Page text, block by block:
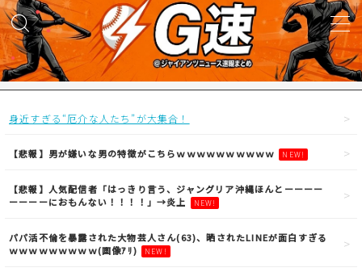
MENU
得点映像
試合結果
議論・雑談
身近すぎる“厄介な人たち”が大集合！
【悲報】男が嫌いな男の特徴がこちらｗｗｗｗｗｗｗｗｗｗ NEW!
【悲報】人気配信者「はっきり言う、ジャングリア沖縄ほんとーーーー
ーーーーにおもんない！！！！」→炎上
NEW!
パパ活不倫を暴露された大物芸人さん(63)、晒されたLINEが面白すぎる
ｗｗｗｗｗｗｗｗｗ(画像ｱﾘ)
NEW!